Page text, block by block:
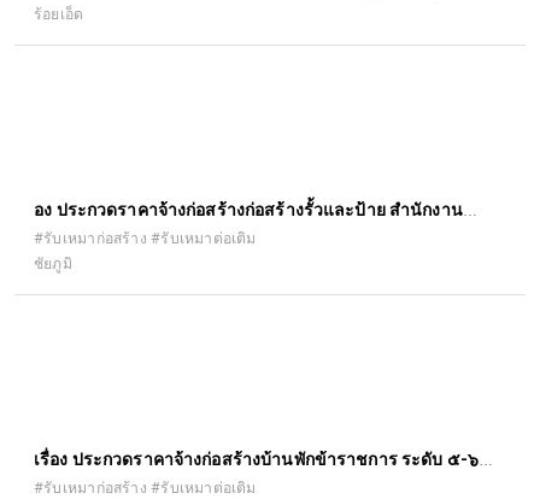
จังหวัดร้อยเอ็ด ด้วยวิธีประกวดราคาอิเล็กทรอนิกส์ (e-bidding)
ร้อยเอ็ด
ื่อง ประกวดราคาจ้างก่อสร้างก่อสร้างรั้วและป้าย สำนักงาน
เกษตรอำเภอคอนสาร ตำบลคอนสาร อำเภอคอนสาร จังหวัด
ชัยภูมิ ๑ แห่ง ด้วยวิธีประกวดราคาอิเล็กทรอนิกส์ (e-bidding)
#รับเหมาก่อสร้าง #รับเหมาต่อเติม
ชัยภูมิ
เรื่อง ประกวดราคาจ้างก่อสร้างบ้านพักข้าราชการ ระดับ ๕-๖
โครงการส่งน้ำและบำรุงรักษาระโนดกระแสสินธุ์ ตำบลบ้านขาว
#รับเหมาก่อสร้าง #รับเหมาต่อเติม